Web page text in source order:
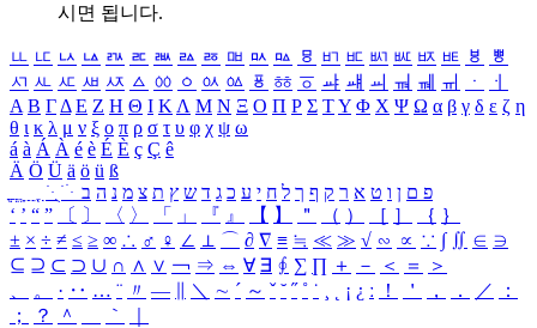
시면 됩니다.
ㅥ ㅦ ㅧ ㅨ ㅩ ㅪ ㅫ ㅬ ㅭ ㅮ ㅯ ㅰ ㅱ ㅲ ㅳ ㅴ ㅵ ㅶ ㅷ ㅸ
ㅹ
ㅺ ㅻ ㅼ ㅽ ㅾ ㅿ ㆀ ㆁ ㆂ ㆃ ㆄ ㆅ ㆆ ㆇ ㆈ ㆉ ㆊ ㆋ ㆌ ㆍ
ㆎ
Α Β ΓΔ Ε Ζ Η Θ Ι ΚΛ Μ Ν Ξ Ο Π Ρ Σ ΤΥ Φ Χ Ψ Ω α β γ δ ε ζ η
θ ι κ λ μ ν ξ ο π ρ σ τ υ φ χ ψ ω
á à Á À é è É È ç Ç ê
Ä Ö Ü ä ö ü ß
ִֶֹ ֻּ ׁׂ פ ם ן ו ט א ר ק ף ך ל ח י ע כ ג ד ש ץ ת צ מ נ ה ב
‘ ’ “ ” 〔 〕 〈 〉 「 」 『 』 【 】 ＂ （ ） ［ ］ ｛ ｝
± × ÷ ≠ ≤ ≥ ∞ ∴ ♂ ♀ ∠ ⊥ ⌒ ∂ ∇ ≡ ≒ ≪ ≫ √ ∽ ∝ ∵ ∫ ∬ ∈ ∋
⊆ ⊇ ⊂ ⊃ ∪ ∩ ∧ ∨ ￢ ⇒ ⇔ ∀ ∃ ∮ ∑ ∏ ＋ － ＜ ＝
＞
、
。 · ‥ … ¨ 〃 ― ＼ ∼ ´ ～ ˇ ˘ ˝ ˚ ˙ ¸ ¡ ¿ ː ！ ＇ ， ． ／
：
；
？ ＾ ｀